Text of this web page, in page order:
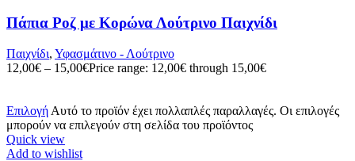
Πάπια Ροζ με Κορώνα Λούτρινο Παιχνίδι
Παιχνίδι, Υφασμάτινο - Λούτρινο
12,00€ – 15,00€Price range: 12,00€ through 15,00€
Επιλογή Αυτό το προϊόν έχει πολλαπλές παραλλαγές. Οι επιλογές
μπορούν να επιλεγούν στη σελίδα του προϊόντος
Quick view
Add to wishlist